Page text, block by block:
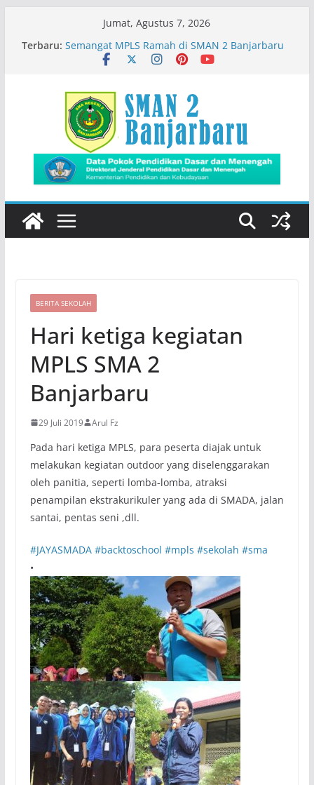
Jumat, Agustus 7, 2026
Terbaru: Semangat MPLS Ramah di SMAN 2 Banjarbaru
Kemeriahan Road Tour DBL 2026
Siswa SMADA Belajar Seru Bareng Dosen Biologi
FMIPA ULM
BERITA SEKOLAH
Hari ketiga kegiatan
MPLS SMA 2
Banjarbaru
29 Juli 2019 Arul Fz
Pada hari ketiga MPLS, para peserta diajak untuk
melakukan kegiatan outdoor yang diselenggarakan
oleh panitia, seperti lomba-lomba, atraksi
penampilan ekstrakurikuler yang ada di SMADA, jalan
santai, pentas seni ,dll.
#JAYASMADA #backtoschool #mpls #sekolah #sma
•